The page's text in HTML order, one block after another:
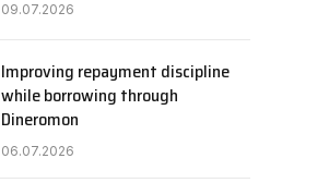
09.07.2026
Improving repayment discipline
while borrowing through
Dineromon
06.07.2026